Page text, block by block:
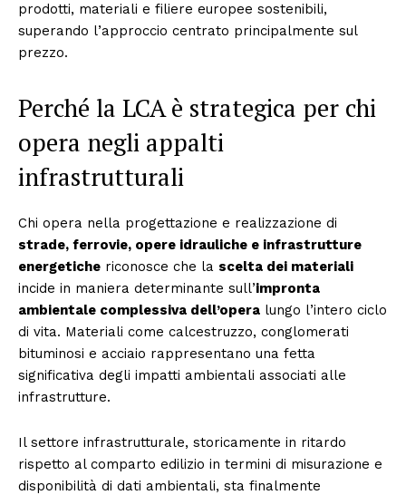
prodotti, materiali e filiere europee sostenibili,
superando l’approccio centrato principalmente sul
prezzo.
Perché la LCA è strategica per chi
opera negli appalti
infrastrutturali
Chi opera nella progettazione e realizzazione di
strade, ferrovie, opere idrauliche e infrastrutture
energetiche riconosce che la scelta dei materiali
incide in maniera determinante sull’impronta
ambientale complessiva dell’opera lungo l’intero ciclo
di vita. Materiali come calcestruzzo, conglomerati
bituminosi e acciaio rappresentano una fetta
significativa degli impatti ambientali associati alle
infrastrutture.
Il settore infrastrutturale, storicamente in ritardo
rispetto al comparto edilizio in termini di misurazione e
disponibilità di dati ambientali, sta finalmente